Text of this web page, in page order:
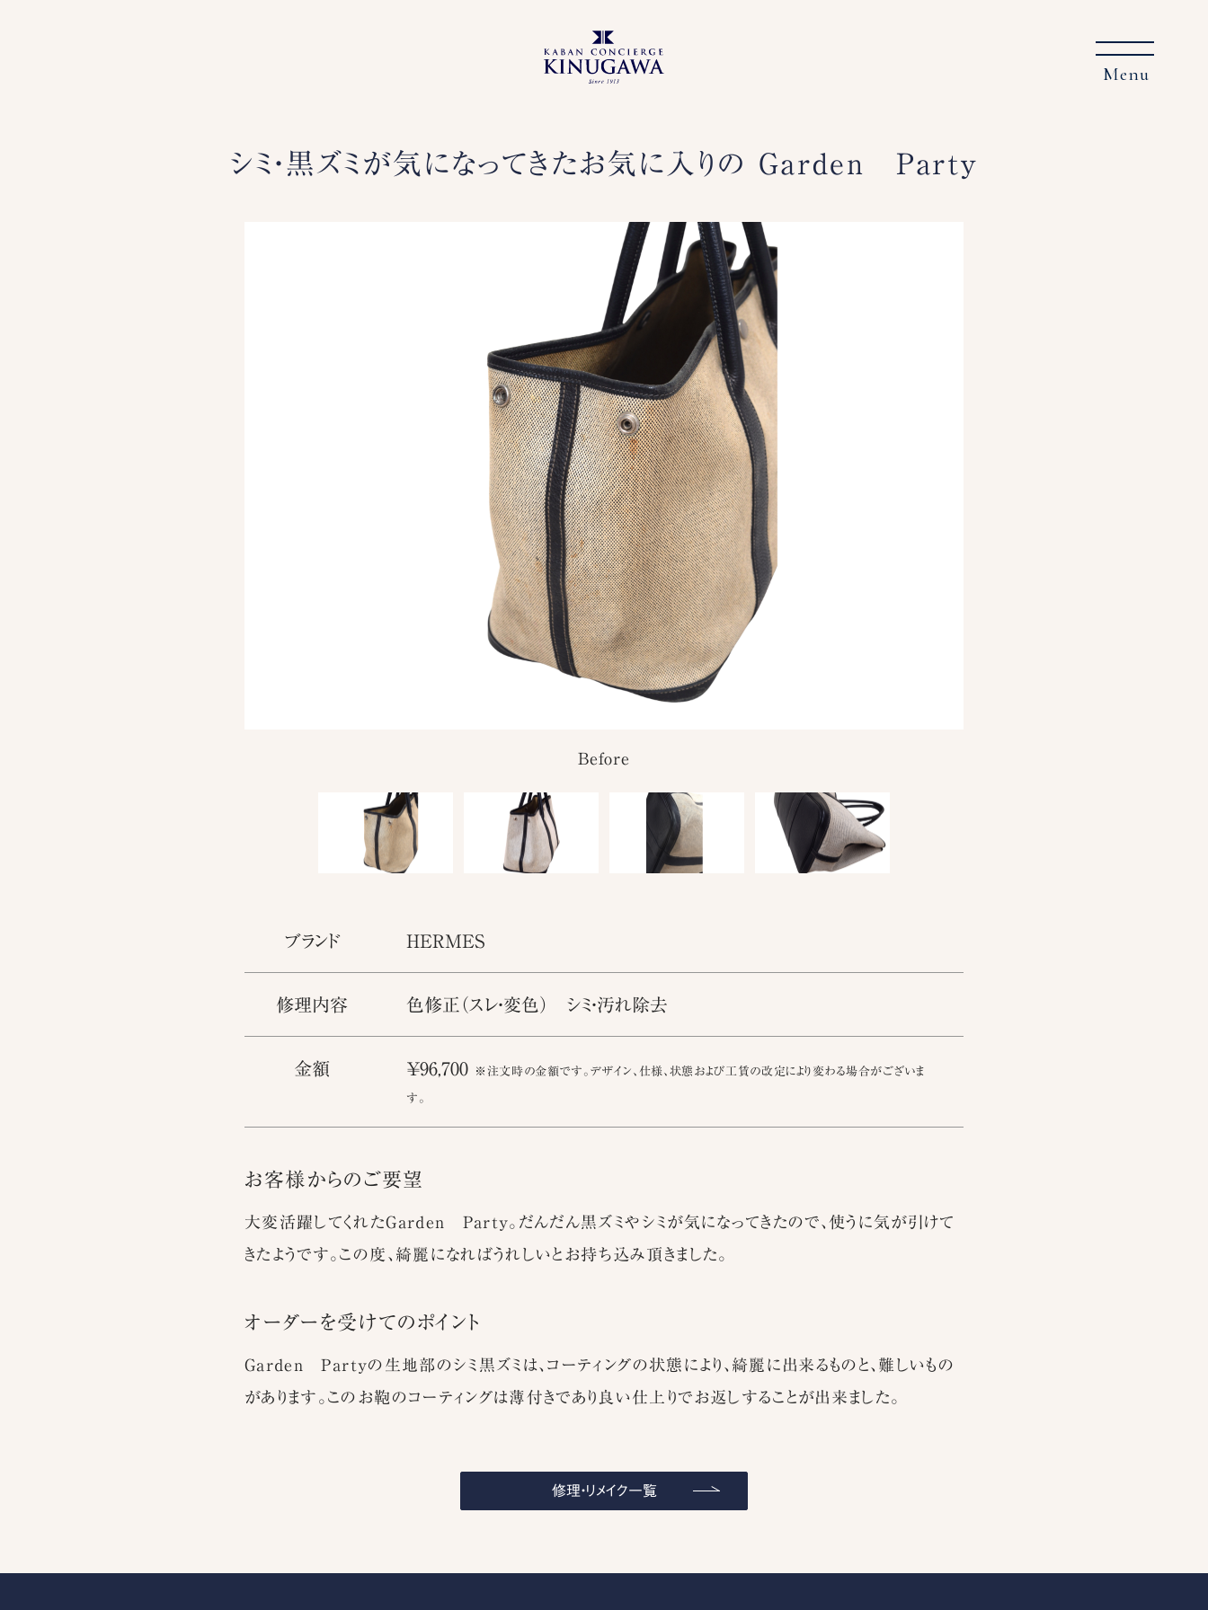
シミ・黒ズミが気になってきたお気に入りの Garden Party
Before
ブランド HERMES
修理内容 色修正（スレ・変色） シミ・汚れ除去
金額 ￥96,700 ※注文時の金額です。デザイン、仕様、状態および工賃の改定により変わる場合がございま
す。
お客様からのご要望
大変活躍してくれたGarden Party。だんだん黒ズミやシミが気になってきたので、使うに気が引けて
きたようです。この度、綺麗になればうれしいとお持ち込み頂きました。
オーダーを受けてのポイント
Garden Partyの生地部のシミ黒ズミは、コーティングの状態により、綺麗に出来るものと、難しいもの
があります。このお鞄のコーティングは薄付きであり良い仕上りでお返しすることが出来ました。
修理・リメイク一覧